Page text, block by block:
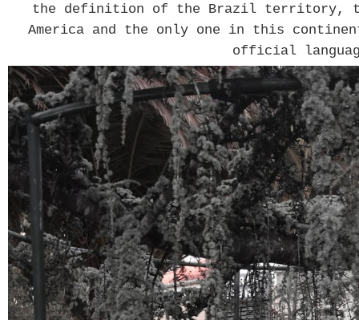
the definition of the Brazil territory,
America and the only one in this
official